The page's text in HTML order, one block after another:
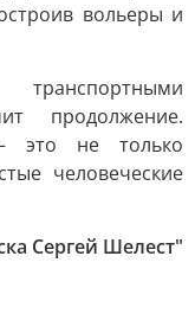
вольеры и
продолжение.
— это не только
человеческие
Сергей Шелест"